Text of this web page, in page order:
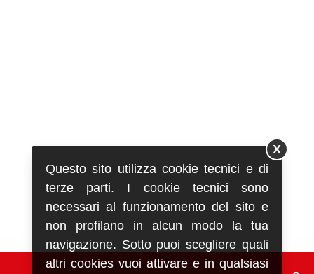
Questo sito utilizza cookie tecnici e di
terze parti. I cookie tecnici sono
necessari al funzionamento del sito e
non profilano in alcun modo la tua
navigazione. Sotto puoi scegliere quali
altri cookies vuoi attivare e in qualsiasi
X